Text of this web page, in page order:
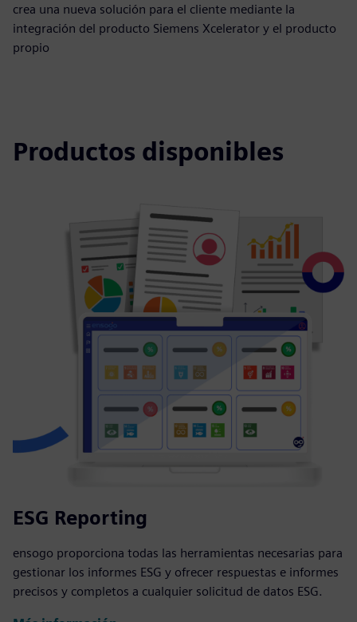
crea una nueva solución para el cliente mediante la
integración del producto Siemens Xcelerator y el producto
propio
Productos disponibles
ESG Reporting
ensogo proporciona todas las herramientas necesarias para
gestionar los informes ESG y ofrecer respuestas e informes
precisos y completos a cualquier solicitud de datos ESG.